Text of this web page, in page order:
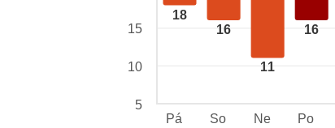
18
16
11
16
15
10
5
Pá
So Ne Po